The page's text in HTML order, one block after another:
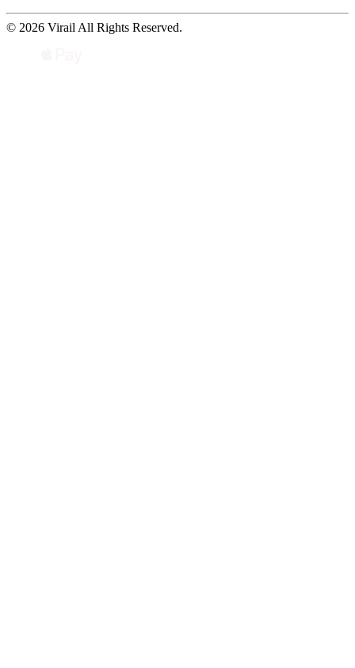
© 2026 Virail All Rights Reserved.